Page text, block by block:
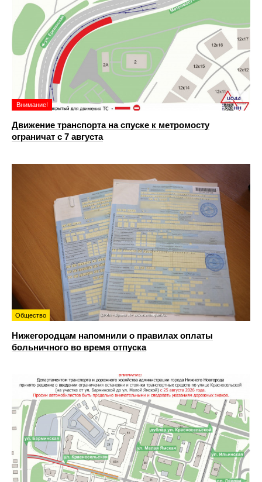
Внимание!
Движение транспорта на спуске к метромосту
ограничат с 7 августа
Общество
Нижегородцам напомнили о правилах оплаты
больничного во время отпуска